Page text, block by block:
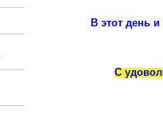
В этот день
С